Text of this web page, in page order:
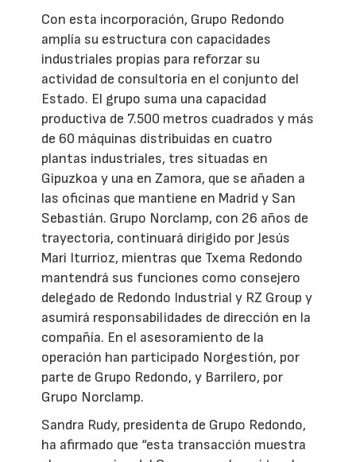
Con esta incorporación, Grupo Redondo
amplía su estructura con capacidades
industriales propias para reforzar su
actividad de consultoría en el conjunto del
Estado. El grupo suma una capacidad
productiva de 7.500 metros cuadrados y más
de 60 máquinas distribuidas en cuatro
plantas industriales, tres situadas en
Gipuzkoa y una en Zamora, que se añaden a
las oficinas que mantiene en Madrid y San
Sebastián. Grupo Norclamp, con 26 años de
trayectoria, continuará dirigido por Jesús
Mari Iturrioz, mientras que Txema Redondo
mantendrá sus funciones como consejero
delegado de Redondo Industrial y RZ Group y
asumirá responsabilidades de dirección en la
compañía. En el asesoramiento de la
operación han participado Norgestión, por
parte de Grupo Redondo, y Barrilero, por
Grupo Norclamp.
Sandra Rudy, presidenta de Grupo Redondo,
ha afirmado que “esta transacción muestra